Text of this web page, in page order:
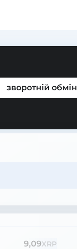
зворотній обмін
9,09XRP